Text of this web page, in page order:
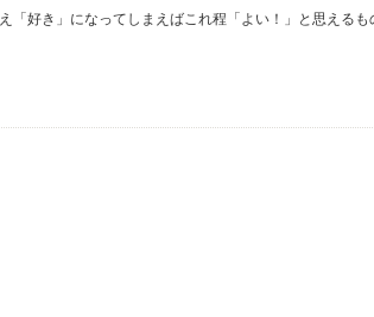
「好き」になってしまえばこれ程「よい！」と思えるも